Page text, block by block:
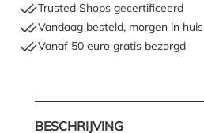
Trusted Shops gecertificeerd
Vandaag besteld, morgen in huis
Vanaf 50 euro gratis bezorgd
BESCHRIJVING